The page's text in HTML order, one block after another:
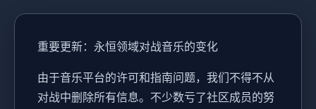
重要更新：永恒领域对战音乐的变化
由于音乐平台的许可和指南问题，我们不得不从
对战中删除所有信息。不少数亏了社区成员的努